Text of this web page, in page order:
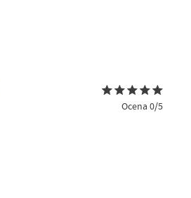
Ocena 0/5